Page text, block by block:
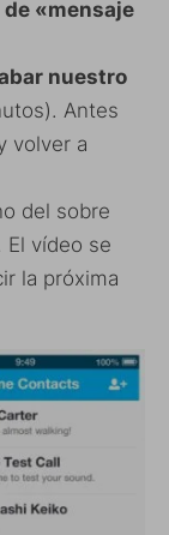
«mensaje
nuestro
Antes
volver a
del sobre
El vídeo se
la próxima